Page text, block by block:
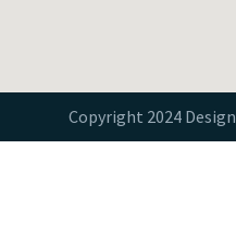
Copyright 2024